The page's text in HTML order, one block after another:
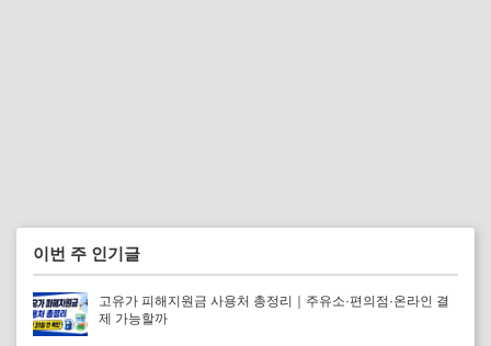
이번 주 인기글
고유가 피해지원금 사용처 총정리｜주유소·편의점·온라인 결
제 가능할까